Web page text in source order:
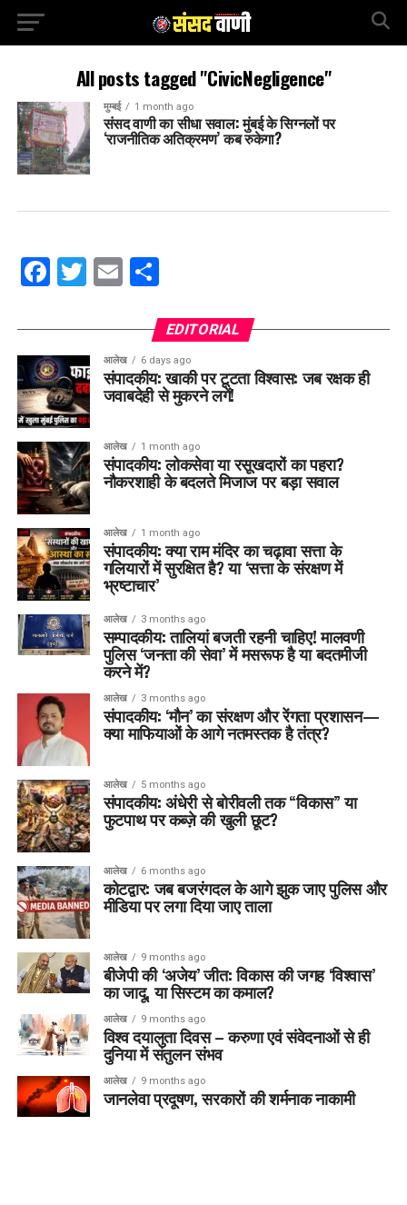
All posts tagged "CivicNegligence"
मुम्बई 1 month ago
संसद वाणी का सीधा सवाल: मुंबई के सिग्नलों पर
‘राजनीतिक अतिक्रमण’ कब रुकेगा?
Facebook
Twitter
EmailShare
EDITORIAL
आलेख 6 days ago
संपादकीय: खाकी पर टूटता विश्वास: जब रक्षक ही
जवाबदेही से मुकरने लगें!
आलेख 1 month ago
संपादकीय: लोकसेवा या रसूखदारों का पहरा?
नौकरशाही के बदलते मिजाज पर बड़ा सवाल
आलेख 1 month ago
संपादकीय: क्या राम मंदिर का चढ़ावा सत्ता के
गलियारों में सुरक्षित है? या ‘सत्ता के संरक्षण में
भ्रष्टाचार’
आलेख 3 months ago
सम्पादकीय: तालियां बजती रहनी चाहिए! मालवणी
पुलिस ‘जनता की सेवा’ में मसरूफ है या बदतमीजी
करने में?
आलेख 3 months ago
संपादकीय: ‘मौन’ का संरक्षण और रेंगता प्रशासन—
क्या माफियाओं के आगे नतमस्तक है तंत्र?
आलेख 5 months ago
संपादकीय: अंधेरी से बोरीवली तक “विकास” या
फुटपाथ पर कब्ज़े की खुली छूट?
आलेख 6 months ago
कोटद्वार: जब बजरंगदल के आगे झुक जाए पुलिस और
मीडिया पर लगा दिया जाए ताला
आलेख 9 months ago
बीजेपी की ‘अजेय’ जीत: विकास की जगह ‘विश्वास’
का जादू, या सिस्टम का कमाल?
आलेख 9 months ago
विश्व दयालुता दिवस – करुणा एवं संवेदनाओं से ही
दुनिया में संतुलन संभव
आलेख 9 months ago
जानलेवा प्रदूषण, सरकारों की शर्मनाक नाकामी